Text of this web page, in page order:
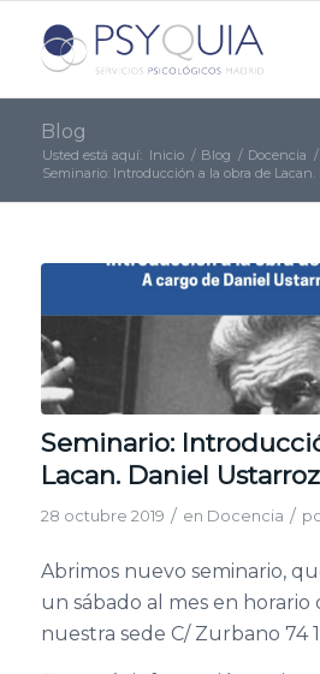
Blog
Usted está aquí: Inicio / Blog / Docencia /
Seminario: Introducción a la obra de Lacan.
Seminario:
Lacan. Daniel Ustarroz
28 octubre 2019 / en Docencia /
Abrimos nuevo seminario,
un sábado al mes en horario
nuestra sede C/ Zurbano 74